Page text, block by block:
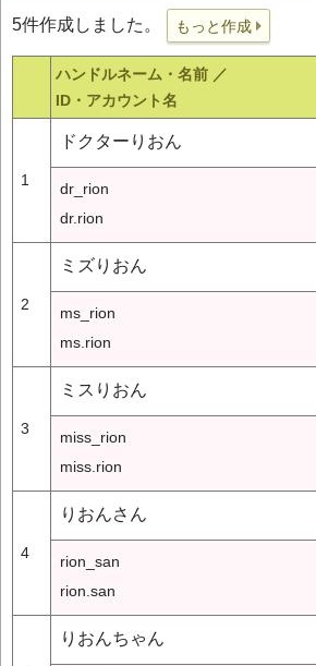
5件作成しました。 もっと作成
ハンドルネーム・名前 ／
ID・アカウント名
1
ドクターりおん
dr_rion
dr.rion
2
ミズりおん
ms_rion
ms.rion
3
ミスりおん
miss_rion
miss.rion
4
りおんさん
rion_san
rion.san
りおんちゃん